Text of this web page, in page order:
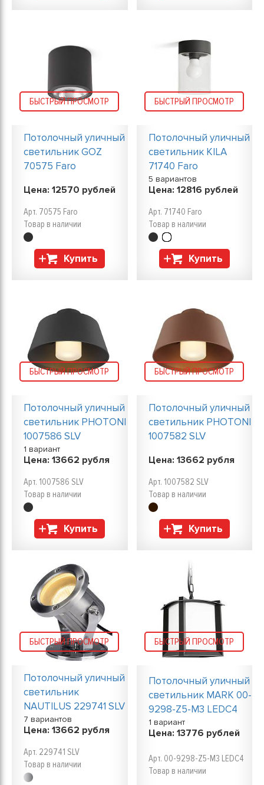
БЫСТРЫЙ ПРОСМОТР
Потолочный уличный
светильник GOZ
70575 Faro
Цена: 12570 рублей
Арт. 70575 Faro
Товар в наличии
Купить
БЫСТРЫЙ ПРОСМОТР
Потолочный уличный
светильник KILA
71740 Faro
5 вариантов
Цена: 12816 рублей
Арт. 71740 Faro
Товар в наличии
Купить
БЫСТРЫЙ ПРОСМОТР
Потолочный уличный
светильник PHOTONI
1007586 SLV
1 вариант
Цена: 13662 рубля
Арт. 1007586 SLV
Товар в наличии
Купить
БЫСТРЫЙ ПРОСМОТР
Потолочный уличный
светильник PHOTONI
1007582 SLV
Цена: 13662 рубля
Арт. 1007582 SLV
Товар в наличии
Купить
БЫСТРЫЙ ПРОСМОТР
Потолочный уличный
светильник
NAUTILUS 229741 SLV
7 вариантов
Цена: 13662 рубля
Арт. 229741 SLV
Товар в наличии
БЫСТРЫЙ ПРОСМОТР
Потолочный уличный
светильник MARK 00-
9298-Z5-M3 LEDC4
1 вариант
Цена: 13776 рублей
Арт. 00-9298-Z5-M3 LEDC4
Товар в наличии